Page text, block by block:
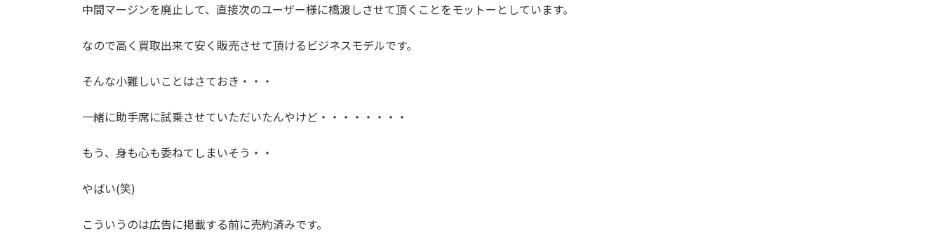
中間マージンを廃止して、直接次のユーザー様に橋渡しさせて頂くことをモットーとしています。
なので高く買取出来て安く販売させて頂けるビジネスモデルです。
そんな小難しいことはさておき・・・
一緒に助手席に試乗させていただいたんやけど・・・・・・・・
もう、身も心も委ねてしまいそう・・
やばい(笑)
こういうのは広告に掲載する前に売約済みです。